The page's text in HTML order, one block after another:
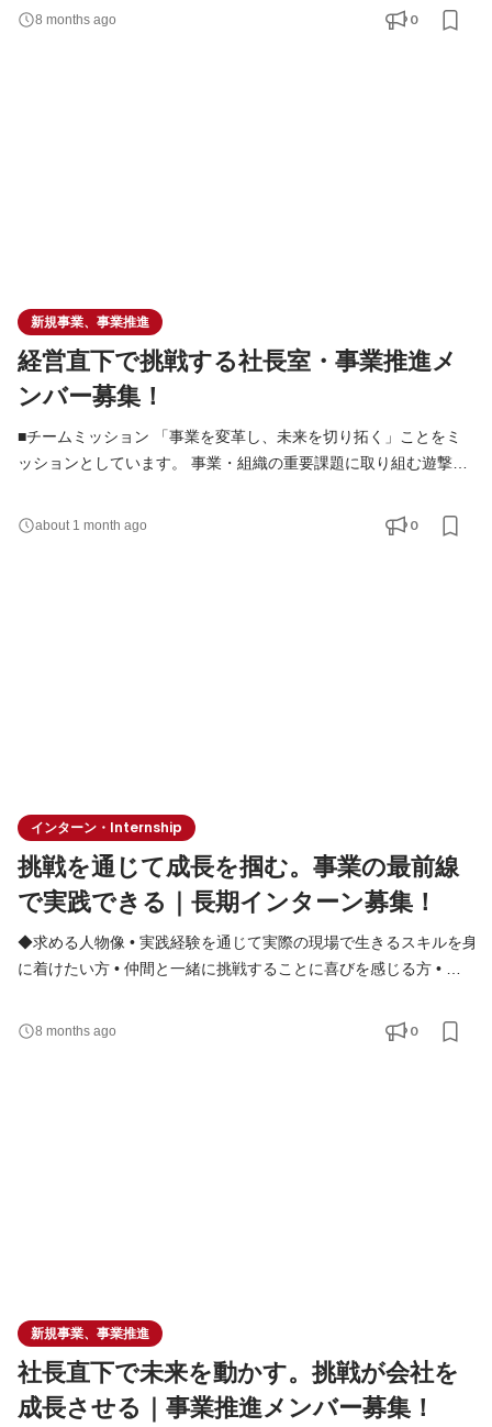
激しい環境でも柔軟に対応できる方 ◆実践で身につく「スキル」
と「マインド」 机上の知識ではなく、“現場でしか学べない力”が
8 months ago 0
新規事業、事業推進
経営直下で挑戦する社長室・事業推進メ
ンバー募集！
■チームミッション 「事業を変革し、未来を切り拓く」ことをミ
ッションとしています。 事業・組織の重要課題に取り組む遊撃部
心となります。 3~6ヶ月で成果を出し、次のプロジェクトへ移行
します。 3~5個ほどのプロジェクトを同時並行で推進します。 ■
about 1 month ago 0
インターン・Internship
挑戦を通じて成長を掴む。事業の最前線
で実践できる｜長期インターン募集！
◆求める人物像 • 実践経験を通じて実際の現場で生きるスキルを身
に着けたい方 • 仲間と一緒に挑戦することに喜びを感じる方 • 自
激しい環境でも柔軟に対応できる方 ◆実践で身につく「スキル」
と「マインド」 机上の知識ではなく、“現場でしか学べない力”が
8 months ago 0
新規事業、事業推進
社長直下で未来を動かす。挑戦が会社を
成長させる｜事業推進メンバー募集！